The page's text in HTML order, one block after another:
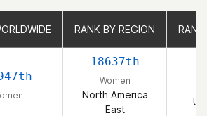
RANK BY REGION
18637th
Women
North America
East
RANK BY REGION